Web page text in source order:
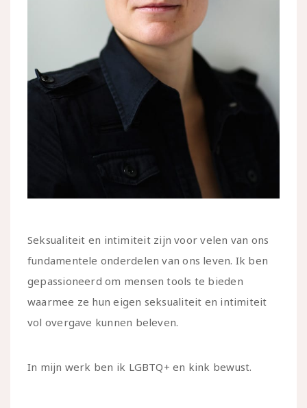
Seksualiteit en intimiteit zijn voor velen van ons
fundamentele onderdelen van ons leven. Ik ben
gepassioneerd om mensen tools te bieden
waarmee ze hun eigen seksualiteit en intimiteit
vol overgave kunnen beleven.
In mijn werk ben ik LGBTQ+ en kink bewust.